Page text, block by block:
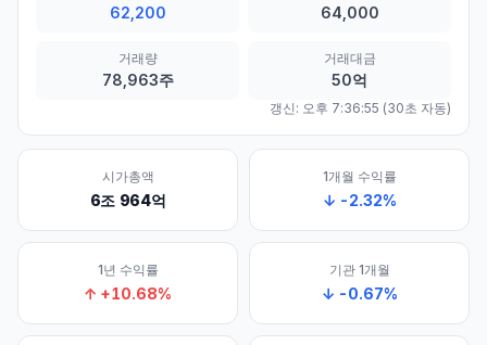
62,200 64,000
거래량
78,963주
거래대금
50억
갱신: 오후 7:36:55 (30초 자동)
시가총액
6조 964억
1개월 수익률
↓ -2.32%
1년 수익률
↑ +10.68%
기관 1개월
↓ -0.67%